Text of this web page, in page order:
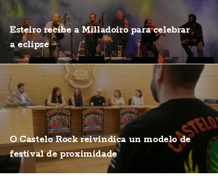
Esteiro recibe a Milladoiro para celebrar
a eclipse
O Castelo Rock reivindica un modelo de
festival de proximidade